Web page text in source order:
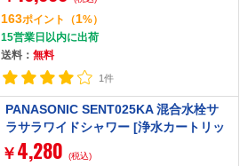
163ポイント （1%）
15営業日以内に出荷
送料： 無料
1件
PANASONIC SENT025KA 混合水栓サ
ラサラワイドシャワー [浄水カートリッ
ジ(1本)]
￥ 4,280 (税込)